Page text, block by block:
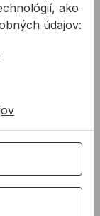
MKT
chemická
pre
prvkov
ako
údajov: